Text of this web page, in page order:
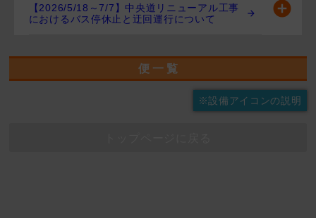
【2026/5/18～7/7】中央道リニューアル工事
におけるバス停休止と迂回運行について
便 一 覧
※設備アイコンの説明